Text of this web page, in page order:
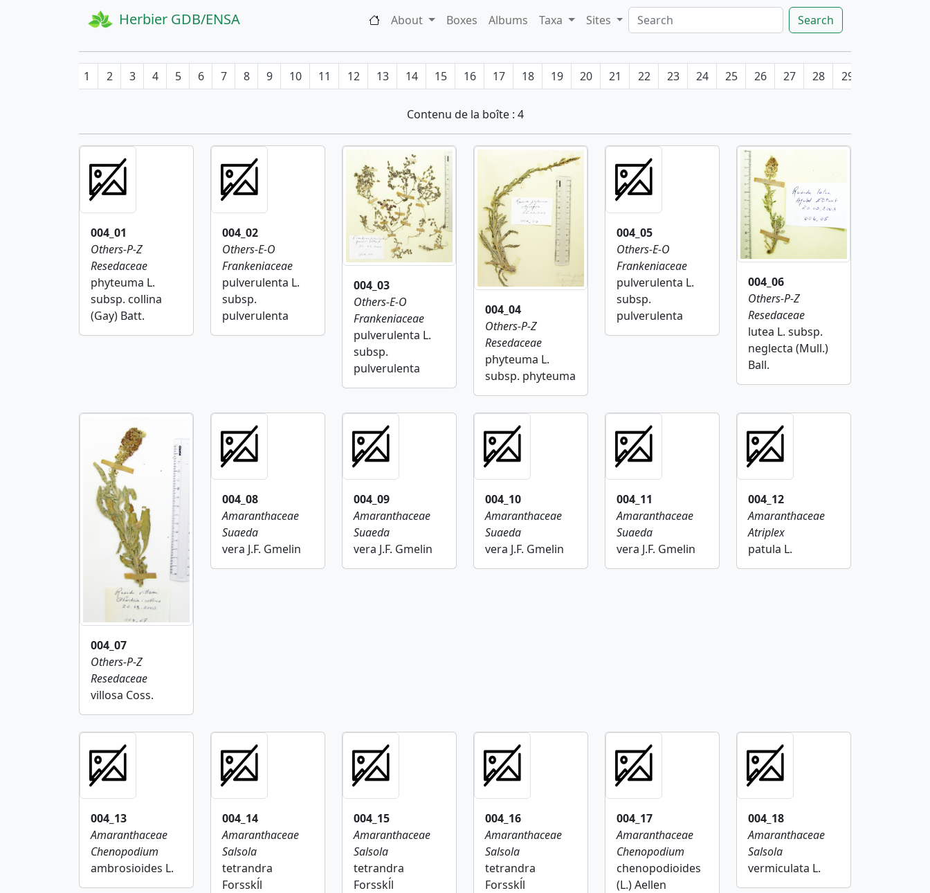
Herbier GDB/ENSA About Boxes Albums Taxa Sites Search
1 2 3 4 5 6 7 8 9 10 11 12 13 14 15 16 17 18 19 20 21 22 23 24 25 26 27 28 29
Contenu de la boîte : 4
004_01
Others-P-Z
Resedaceae
phyteuma L.
subsp. collina
(Gay) Batt.
004_02
Others-E-O
Frankeniaceae
pulverulenta L.
subsp.
pulverulenta
004_03
Others-E-O
Frankeniaceae
pulverulenta L.
subsp.
pulverulenta
004_04
Others-P-Z
Resedaceae
phyteuma L.
subsp. phyteuma
004_05
Others-E-O
Frankeniaceae
pulverulenta L.
subsp.
pulverulenta
004_06
Others-P-Z
Resedaceae
lutea L. subsp.
neglecta (Mull.)
Ball.
004_07
Others-P-Z
Resedaceae
villosa Coss.
004_08
Amaranthaceae
Suaeda
vera J.F. Gmelin
004_09
Amaranthaceae
Suaeda
vera J.F. Gmelin
004_10
Amaranthaceae
Suaeda
vera J.F. Gmelin
004_11
Amaranthaceae
Suaeda
vera J.F. Gmelin
004_12
Amaranthaceae
Atriplex
patula L.
004_13
Amaranthaceae
Chenopodium
ambrosioides L.
004_14
Amaranthaceae
Salsola
tetrandra
Forsskĺl
004_15
Amaranthaceae
Salsola
tetrandra
Forsskĺl
004_16
Amaranthaceae
Salsola
tetrandra
Forsskĺl
004_17
Amaranthaceae
Chenopodium
chenopodioides
(L.) Aellen
004_18
Amaranthaceae
Salsola
vermiculata L.